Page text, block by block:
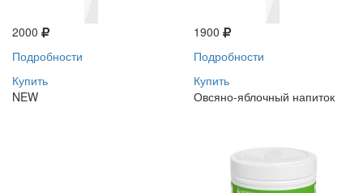
2000
Подробности
Купить
NEW
1900
Подробности
Купить
Овсяно-яблочный напиток